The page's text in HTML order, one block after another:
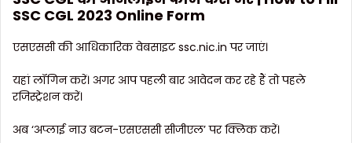
SSC CGL 2023 Online Form
एसएससी की आधिकारिक वेबसाइट ssc.nic.in पर जाएं।
यहां लॉगिन करें। अगर आप पहली बार आवेदन कर रहे हैं तो पहले
रजिस्ट्रेशन करें।
अब ‘अप्लाई नाउ बटन-एसएससी सीजीएल’ पर क्लिक करें।